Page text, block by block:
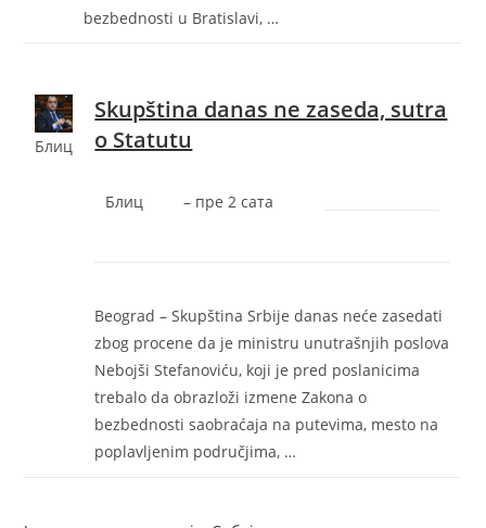
bezbednosti u Bratislavi, …
Блиц
Skupština danas ne zaseda, sutra
o Statutu
Блиц – ‎пре 2 сата‎
Beograd – Skupština Srbije danas neće zasedati
zbog procene da je ministru unutrašnjih poslova
Nebojši Stefanoviću, koji je pred poslanicima
trebalo da obrazloži izmene Zakona o
bezbednosti saobraćaja na putevima, mesto na
poplavljenim područjima, …